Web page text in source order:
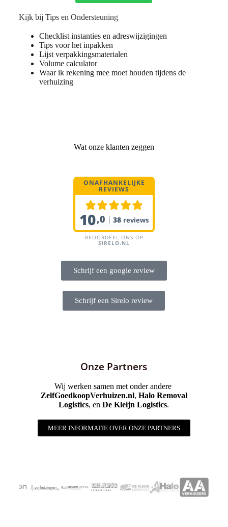
Kijk bij Tips en Ondersteuning
Checklist instanties en adreswijzigingen
Tips voor het inpakken
Lijst verpakkingsmaterialen
Volume calculator
Waar ik rekening mee moet houden tijdens de
verhuizing
Wat onze klanten zeggen
Schrijf een google review
Schrijf een Sirelo review
Onze Partners
Wij werken samen met onder andere
ZelfGoedkoopVerhuizen.nl, Halo Removal
Logistics, enDe Kleijn Logistics.
MEER INFORMATIE OVER ONZE PARTNERS